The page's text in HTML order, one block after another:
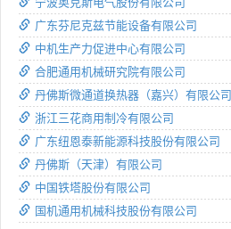
广东芬尼克兹节能设备有限公司
中机生产力促进中心有限公司
合肥通用机械研究院有限公司
丹佛斯微通道换热器（嘉兴）有限公司
浙江三花商用制冷有限公司
广东纽恩泰新能源科技股份有限公司
丹佛斯（天津）有限公司
中国铁塔股份有限公司
国机通用机械科技股份有限公司